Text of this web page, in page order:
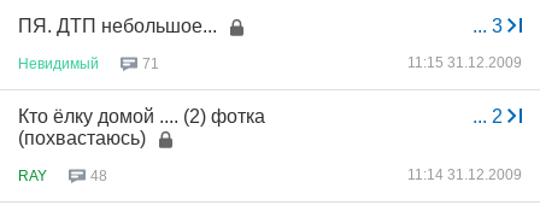
... 3
ПЯ. ДТП небольшое...
Невидимый 71 11:15 31.12.2009
... 2
Кто ёлку домой .... (2) фотка
(похвастаюсь)
RAY 48 11:14 31.12.2009